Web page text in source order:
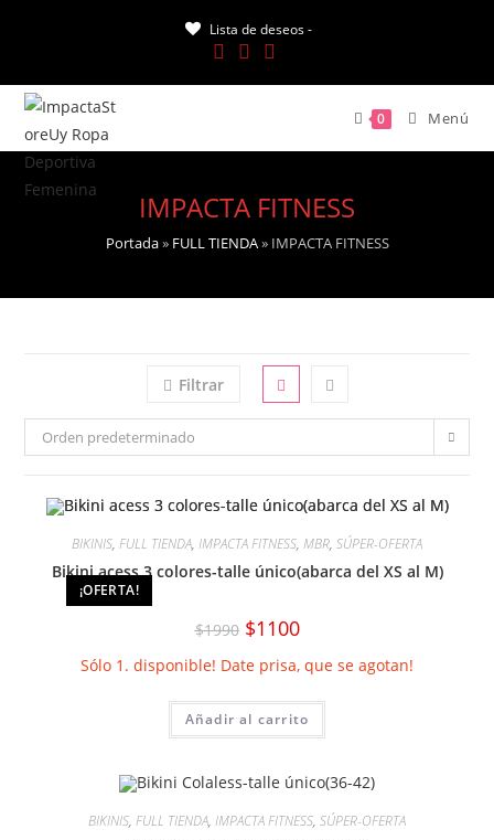
Lista de deseos -
0 Menú
IMPACTA FITNESS
Portada» FULL TIENDA» IMPACTA FITNESS
Filtrar
Orden predeterminado
¡OFERTA!
BIKINIS, FULL TIENDA, IMPACTA FITNESS, MBR, SÚPER-OFERTA
Bikini acess 3 colores-talle único(abarca del XS al M)
$1990 El
precio
original
era:
$1100El
precio
es:
Sólo 1. disponible! Date prisa, que se agotan!
Añadir al carrito
BIKINIS, FULL TIENDA, IMPACTA FITNESS, SÚPER-OFERTA